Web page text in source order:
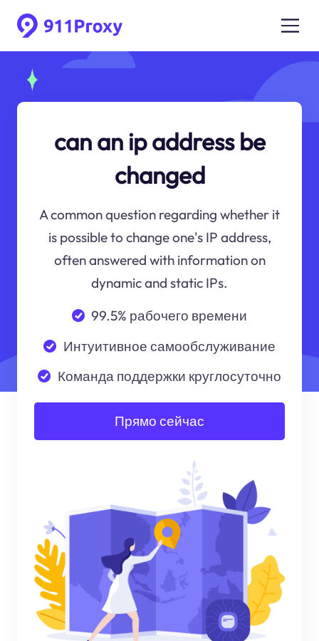
can an ip address be
changed
A common question regarding whether it
is possible to change one's IP address,
often answered with information on
dynamic and static IPs.
99.5% рабочего времени
Интуитивное самообслуживание
Команда поддержки круглосуточно
Прямо сейчас